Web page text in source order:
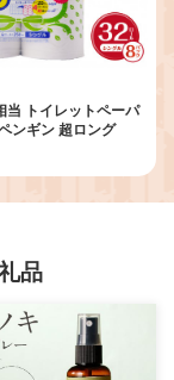
当 トイレットペーパ
ンギン 超ロング
シングル 再生紙 芯な
用品 静岡県富士市
品